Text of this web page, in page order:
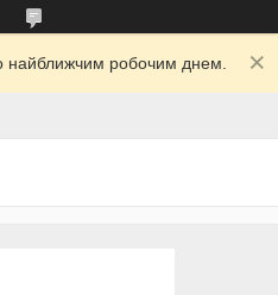
найближчим робочим днем.